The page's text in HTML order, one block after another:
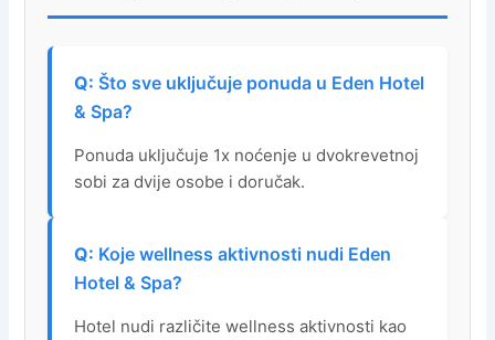
Što sve uključuje ponuda u Eden Hotel
& Spa?
Ponuda uključuje 1x noćenje u dvokrevetnoj
sobi za dvije osobe i doručak.
Koje wellness aktivnosti nudi Eden
Hotel & Spa?
Hotel nudi različite wellness aktivnosti kao